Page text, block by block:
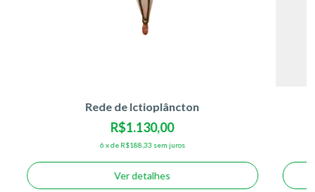
Rede de Ictioplâncton
R$1.130,00
6xdeR$188,33 sem juros
Ver detalhes